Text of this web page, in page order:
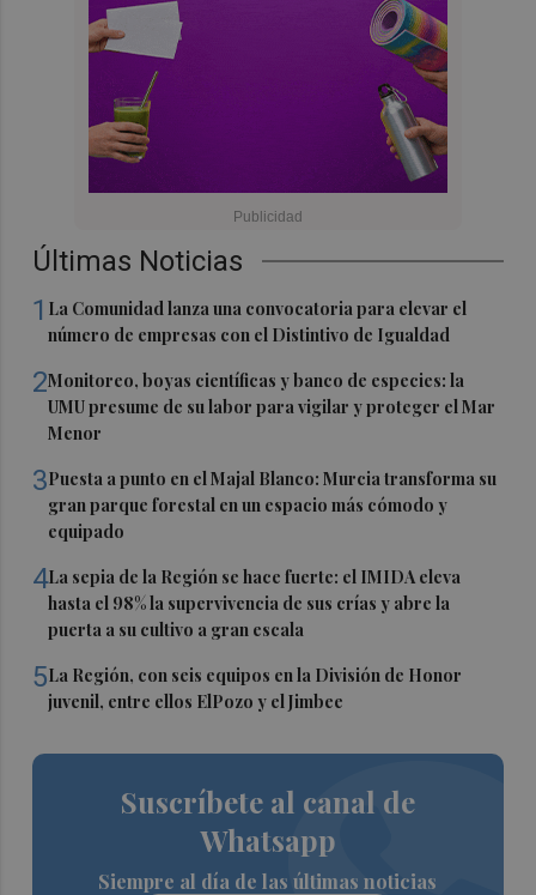
Últimas Noticias
1 La Comunidad lanza una convocatoria para elevar el
número de empresas con el Distintivo de Igualdad
2Monitoreo, boyas científicas y banco de especies: la
UMU presume de su labor para vigilar y proteger el Mar
Menor
3Puesta a punto en el Majal Blanco: Murcia transforma su
gran parque forestal en un espacio más cómodo y
equipado
4La sepia de la Región se hace fuerte: el IMIDA eleva
hasta el 98% la supervivencia de sus crías y abre la
puerta a su cultivo a gran escala
5La Región, con seis equipos en la División de Honor
juvenil, entre ellos ElPozo y el Jimbee
Suscríbete al canal de
Whatsapp
Siempre al día de las últimas noticias